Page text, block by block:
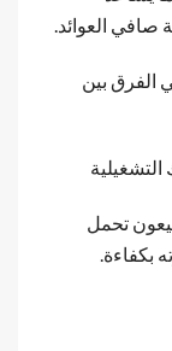
صافي العوائد.
الفرق بين
تحمل
بكفاءة.